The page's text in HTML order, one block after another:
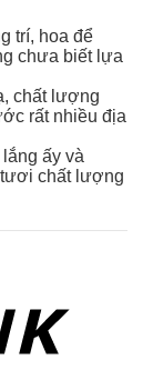
trí, hoa để
chưa biết lựa
chất lượng
rất nhiều địa
ấy và
chất lượng